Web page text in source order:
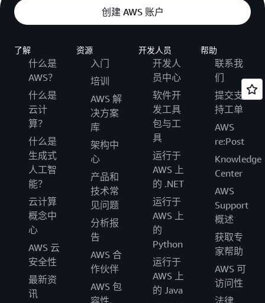
创建 AWS 账户
了解
什么是
AWS？
什么是
云计
算？
什么是
生成式
人工智
能？
云计算
概念中
心
AWS 云
安全性
最新资
讯
资源
入门
培训
AWS 解
决方案
库
架构中
心
产品和
技术常
见问题
分析报
告
AWS 合
作伙伴
AWS 包
开发人员
开发人
员中心
软件开
发工具
包与工
具
运行于
AWS 上
的 .NET
运行于
AWS 上
的
Python
运行于
AWS 上
的 Java
帮助
联系我
们
提交支
持工单
AWS
re:Post
Knowledge
Center
AWS
Support
概述
获取专
家帮助
AWS 可
访问性